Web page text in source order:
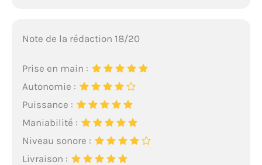
Note de la rédaction 18/20
Prise en main :
Autonomie :
Puissance :
Maniabilité :
Niveau sonore :
Livraison :